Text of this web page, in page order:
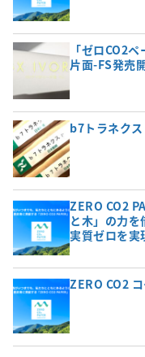
「ゼロCO2
片面-FS発売
b7トラネク
ZERO CO2
と木」の力
実質ゼロを実
ZERO CO2